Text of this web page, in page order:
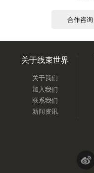
合作咨询
关于线束世界
关于我们
加入我们
联系我们
新闻资讯